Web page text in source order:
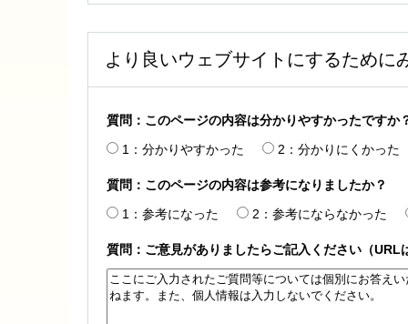
より良いウェブサイトにするために
質問：このページの内容は分かりやすかったですか
1：分かりやすかった
2：分かりにくかった
質問：このページの内容は参考になりましたか？
1：参考になった
2：参考にならなかった
質問：ご意見がありましたらご記入ください（URL